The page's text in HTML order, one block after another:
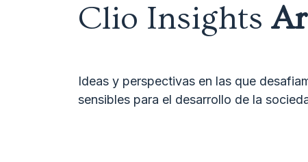
Clio Insights
Ideas y perspectivas en las que